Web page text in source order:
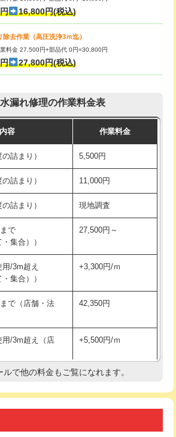
8,800円～
）
座） 11,000円+材料費
便座） 16,500円+材料費
壁付・デッキ
13,200円+材料費
（壁付・デッキ
16,500円+材料費
排水トラップ
））
22,000円+材料費
部品） 11,000円+材料費
栓） 13,200円
栓）
・分岐水栓） 16,500円
浄便座） 22,000円
便座⇔温水洗浄便
22,000円
加工)
16,800円(税込)
去作業（高圧洗浄3ｍ迄）
料金 27,500円+部品代 0円=30,800円
27,800円(税込)
漏れ修理の作業料金表
容 作業料金
詰まり） 5,500円
詰まり） 11,000円
詰まり） 現地調査
で
集合））
27,500円～
/3m超え
集合））
+3,300円/ｍ
で（店舗・法
42,350円
/3m超え（店
+5,500円/ｍ
現地調査
で
で他の料金もご覧になれます。